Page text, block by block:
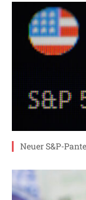
Neuer S&P-